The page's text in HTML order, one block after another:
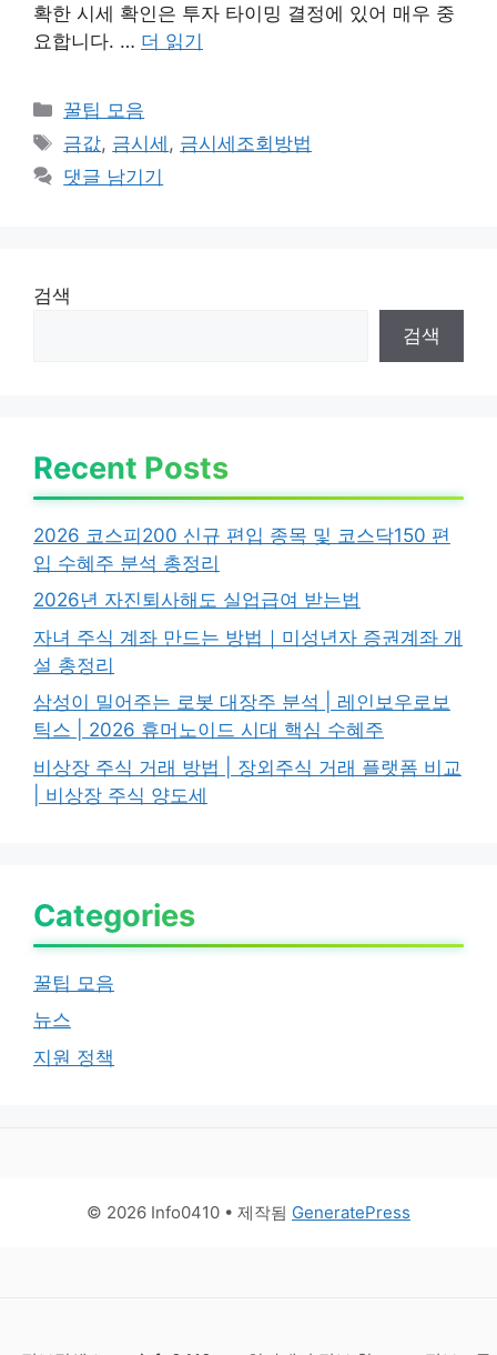
확한 시세 확인은 투자 타이밍 결정에 있어 매우 중
요합니다. … 더 읽기
카
테
고
리
꿀팁 모음
태
그
금값, 금시세 , 금시세조회방법
댓글 남기기
검색
검색
Recent Posts
2026 코스피200 신규 편입 종목 및 코스닥150 편
입 수혜주 분석 총정리
2026년 자진퇴사해도 실업급여 받는법
자녀 주식 계좌 만드는 방법｜미성년자 증권계좌 개
설 총정리
삼성이 밀어주는 로봇 대장주 분석 | 레인보우로보
틱스 | 2026 휴머노이드 시대 핵심 수혜주
비상장 주식 거래 방법 | 장외주식 거래 플랫폼 비교
| 비상장 주식 양도세
Categories
꿀팁 모음
뉴스
지원 정책
© 2026 Info0410 • 제작됨 GeneratePress